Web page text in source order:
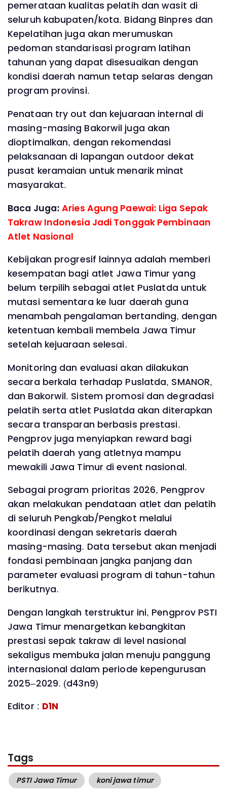
pemerataan kualitas pelatih dan wasit di
seluruh kabupaten/kota. Bidang Binpres dan
Kepelatihan juga akan merumuskan
pedoman standarisasi program latihan
tahunan yang dapat disesuaikan dengan
kondisi daerah namun tetap selaras dengan
program provinsi.
Penataan try out dan kejuaraan internal di
masing-masing Bakorwil juga akan
dioptimalkan, dengan rekomendasi
pelaksanaan di lapangan outdoor dekat
pusat keramaian untuk menarik minat
masyarakat.
Baca Juga:Aries Agung Paewai: Liga Sepak
Takraw Indonesia Jadi Tonggak Pembinaan
Atlet Nasional
Kebijakan progresif lainnya adalah memberi
kesempatan bagi atlet Jawa Timur yang
belum terpilih sebagai atlet Puslatda untuk
mutasi sementara ke luar daerah guna
menambah pengalaman bertanding, dengan
ketentuan kembali membela Jawa Timur
setelah kejuaraan selesai.
Monitoring dan evaluasi akan dilakukan
secara berkala terhadap Puslatda, SMANOR,
dan Bakorwil. Sistem promosi dan degradasi
pelatih serta atlet Puslatda akan diterapkan
secara transparan berbasis prestasi.
Pengprov juga menyiapkan reward bagi
pelatih daerah yang atletnya mampu
mewakili Jawa Timur di event nasional.
Sebagai program prioritas 2026, Pengprov
akan melakukan pendataan atlet dan pelatih
di seluruh Pengkab/Pengkot melalui
koordinasi dengan sekretaris daerah
masing-masing. Data tersebut akan menjadi
fondasi pembinaan jangka panjang dan
parameter evaluasi program di tahun-tahun
berikutnya.
Dengan langkah terstruktur ini, Pengprov PSTI
Jawa Timur menargetkan kebangkitan
prestasi sepak takraw di level nasional
sekaligus membuka jalan menuju panggung
internasional dalam periode kepengurusan
2025–2029. (d43n9)
Editor : D1N
Tags
PSTI Jawa Timur koni jawa timur